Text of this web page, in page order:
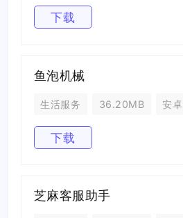
下载
鱼泡机械
生活服务 36.20MB 安卓
下载
芝麻客服助手